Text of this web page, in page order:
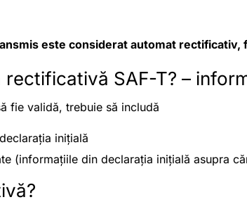
este considerat automat
SAF-T? –
fie validă, trebuie să includă
inițială
(informațiile din declarația inițială asupra